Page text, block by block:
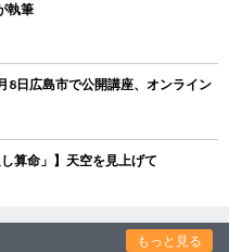
執筆
日広島市で公開講座、オンライン
算命」】天空を見上げて
もっと見る